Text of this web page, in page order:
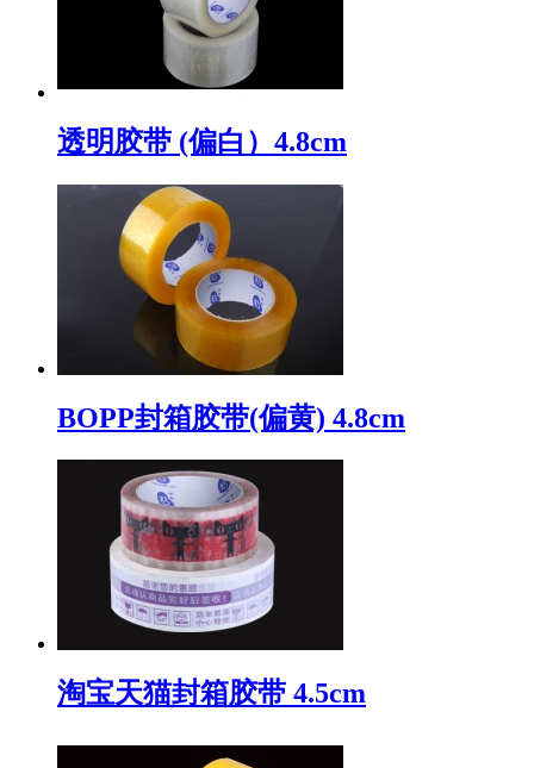
透明胶带 (偏白）4.8cm
BOPP封箱胶带(偏黄) 4.8cm
淘宝天猫封箱胶带 4.5cm